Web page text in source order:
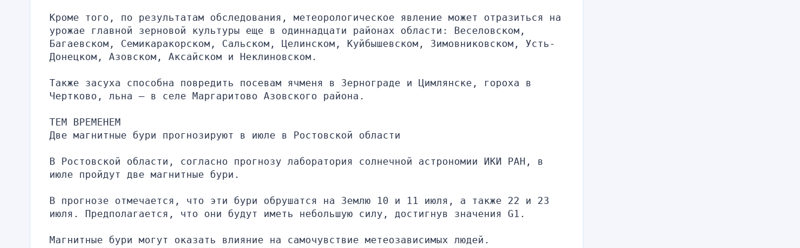
Кроме того, по результатам обследования, метеорологическое явление может отразиться на
урожае главной зерновой культуры еще в одиннадцати районах области: Веселовском,
Багаевском, Семикаракорском, Сальском, Целинском, Куйбышевском, Зимовниковском, Усть-
Донецком, Азовском, Аксайском и Неклиновском.
Также засуха способна повредить посевам ячменя в Зернограде и Цимлянске, гороха в
Чертково, льна – в селе Маргаритово Азовского района.
ТЕМ ВРЕМЕНЕМ
Две магнитные бури прогнозируют в июле в Ростовской области
В Ростовской области, согласно прогнозу лаборатория солнечной астрономии ИКИ РАН, в
июле пройдут две магнитные бури.
В прогнозе отмечается, что эти бури обрушатся на Землю 10 и 11 июля, а также 22 и 23
июля. Предполагается, что они будут иметь небольшую силу, достигнув значения G1.
Магнитные бури могут оказать влияние на самочувствие метеозависимых людей.